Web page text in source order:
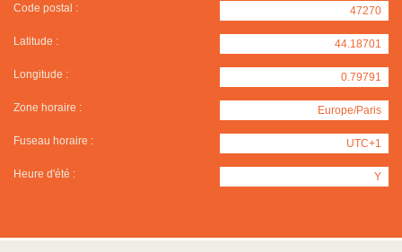
Code postal : 47270
Latitude : 44.18701
Longitude : 0.79791
Zone horaire : Europe/Paris
Fuseau horaire : UTC+1
Heure d'été : Y